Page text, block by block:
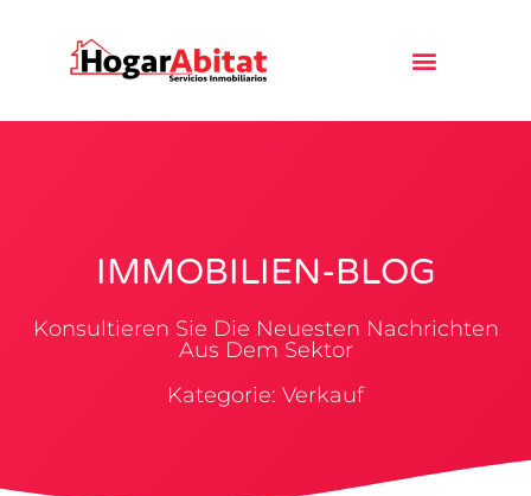
IMMOBILIEN-BLOG
Konsultieren Sie Die Neuesten Nachrichten
Aus Dem Sektor
Kategorie: Verkauf